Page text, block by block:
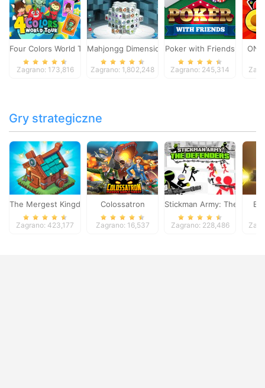
Four Colors World Tour
Zagrano: 173,816
Mahjongg Dimensions
Zagrano: 1,802,248
Poker with Friends
Zagrano: 245,314
Gry strategiczne
The Mergest Kingdom
Zagrano: 423,177
Colossatron
Zagrano: 16,537
Stickman Army: The
Zagrano: 228,486